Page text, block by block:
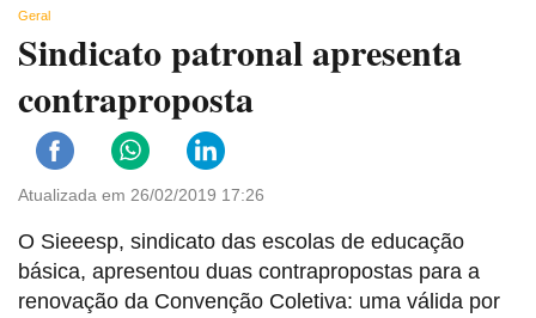
Geral
Sindicato patronal apresenta
contraproposta
Atualizada em 26/02/2019 17:26
O Sieeesp, sindicato das escolas de educação
básica, apresentou duas contrapropostas para a
renovação da Convenção Coletiva: uma válida por